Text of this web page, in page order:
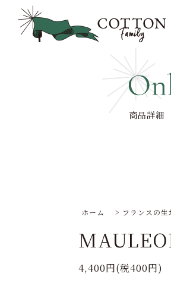
商品詳細
ホーム > フランスの
4,400円(税400円)